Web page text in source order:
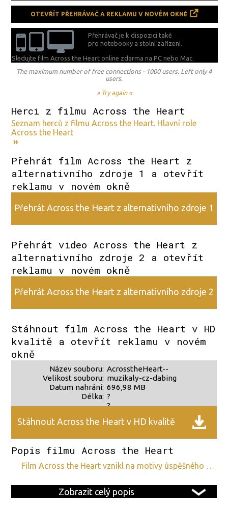
OTEVŘÍT PŘEHRÁVAČ A REKLAMU V NOVÉM OKNĚ
Přehrávač je k dispozici také
pro notebooky a stolní zařízení.
Sledujte film Across the Heart online zdarma naPC nebo Mac.
The maximum number of free connections - 1000 users. Left only 4
users.
» Try again «
Herci z filmu Across the Heart
Seznam herců z filmu Across the Heart. Hlavní role
Across the Heart
»
Přehrát film Across the Heart z
alternativního zdroje 1 a otevřít
reklamu v novém okně
Přehrát Across the Heart z alternativního zdroje 1
Přehrát video Across the Heart z
alternativního zdroje 2 a otevřít
reklamu v novém okně
Přehrát Across the Heart z alternativního zdroje 2
Stáhnout film Across the Heart v HD
kvalitě a otevřít reklamu v novém
okně
Název souboru:
Velikost souboru:
Datum nahrání:
Délka:
AcrosstheHeart--
muzikaly-cz-dabing
696,98 MB
?
?
Stáhnout Across the Heart v HD kvalitě
Popis filmu Across the Heart
film Across the Heart vznikl na motivy úspěšného …
Zobrazit celý popis